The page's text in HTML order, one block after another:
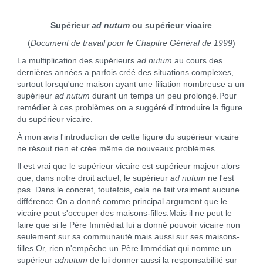
Supérieurad nutum ou supérieur vicaire
(Document de travail pour le Chapitre Général de 1999)
La multiplication des supérieurs ad nutum au cours des
dernières années a parfois créé des situations complexes,
surtout lorsqu'une maison ayant une filiation nombreuse a un
supérieur ad nutum durant un temps un peu prolongé.Pour
remédier à ces problèmes on a suggéré d'introduire la figure
du supérieur vicaire.
À mon avis l'introduction de cette figure du supérieur vicaire
ne résout rien et crée même de nouveaux problèmes.
Il est vrai que le supérieur vicaire est supérieur majeur alors
que, dans notre droit actuel, le supérieur ad nutum ne l'est
pas. Dans le concret, toutefois, cela ne fait vraiment aucune
différence.On a donné comme principal argument que le
vicaire peut s'occuper des maisons-filles.Mais il ne peut le
faire que si le Père Immédiat lui a donné pouvoir vicaire non
seulement sur sa communauté mais aussi sur ses maisons-
filles.Or, rien n'empêche un Père Immédiat qui nomme un
supérieur adnutum de lui donner aussi la responsabilité sur